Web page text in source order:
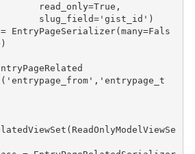
read_only=True ,
slug_field='gist_id' )
= EntryPageSerializer(many=Fals
)
( 'entrypage_from' , 'entrypage_t
( ReadOnlyModelViewSe